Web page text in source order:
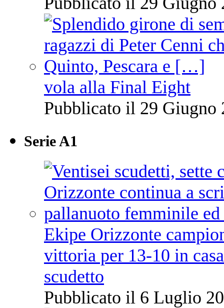
vola alla Final Eight
Pubblicato il 29 Giugno
Serie A1
Ekipe Orizzonte
vittoria per 13-10 in
scudetto
Pubblicato il 6 Luglio